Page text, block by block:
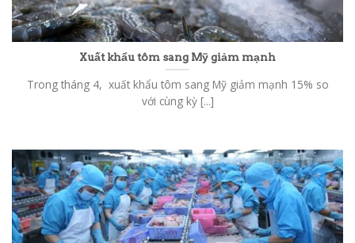
Xuất khẩu tôm sang Mỹ giảm mạnh
Trong tháng 4, xuất khẩu tôm sang Mỹ giảm mạnh 15% so
với cùng kỳ [...]